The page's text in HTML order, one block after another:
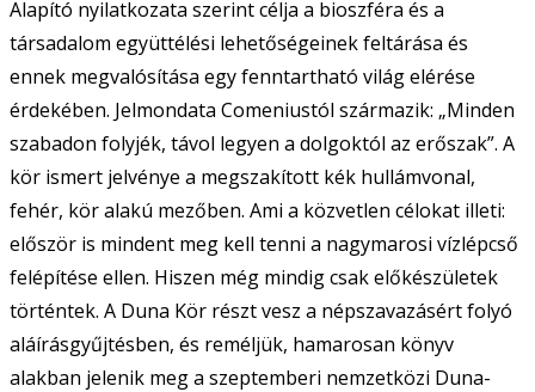
Alapító nyilatkozata szerint célja a bioszféra és a
társadalom együttélési lehetőségeinek feltárása és
ennek megvalósítása egy fenntartható világ elérése
érdekében. Jelmondata Comeniustól származik: „Minden
szabadon folyjék, távol legyen a dolgoktól az erőszak”. A
kör ismert jelvénye a megszakított kék hullámvonal,
fehér, kör alakú mezőben. Ami a közvetlen célokat illeti:
először is mindent meg kell tenni a nagymarosi vízlépcső
felépítése ellen. Hiszen még mindig csak előkészületek
történtek. A Duna Kör részt vesz a népszavazásért folyó
aláírásgyűjtésben, és reméljük, hamarosan könyv
alakban jelenik meg a szeptemberi nemzetközi Duna-